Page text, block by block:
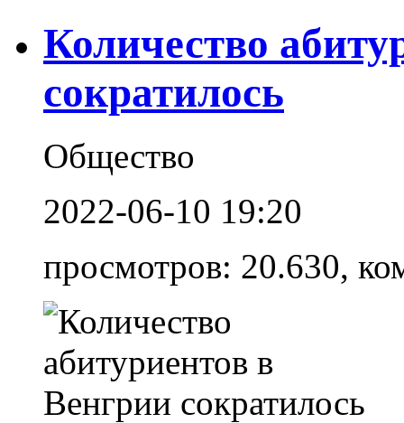
Количество
сократилось
Общество
2022-06-10 19:20
просмотров: 20.630,